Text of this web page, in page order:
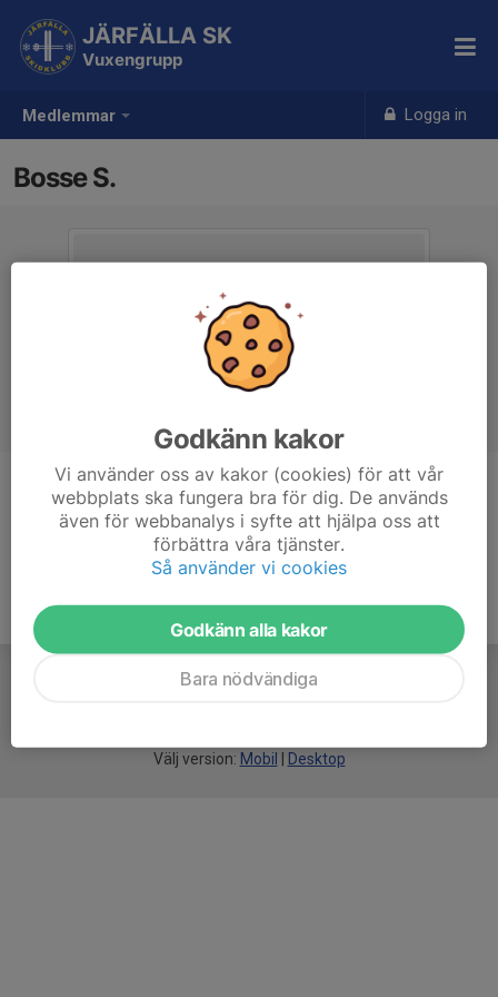
Medlemmar Logga in
JÄRFÄLLA SK
Vuxengrupp
Bosse S.
Ålder 67 år
Välj version: Mobil Desktop
Godkänn kakor
Vi använder oss av kakor (cookies) för att vår
webbplats ska fungera bra för dig. De används
även för webbanalys i syfte att hjälpa oss att
förbättra våra tjänster.
Så använder vi cookies
Godkänn alla kakor
Bara nödvändiga